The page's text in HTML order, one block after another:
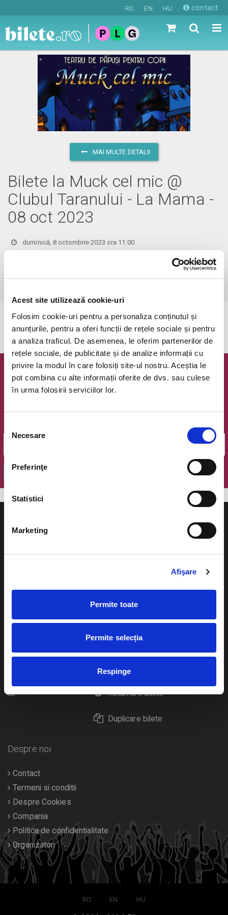
Acest site utilizează cookie-uri
Folosim cookie-uri pentru a personaliza conținutul și
anunțurile, pentru a oferi funcții de rețele sociale și pentru
a analiza traficul. De asemenea, le oferim partenerilor de
rețele sociale, de publicitate și de analize informații cu
privire la modul în care folosiți site-ul nostru. Aceștia le
pot combina cu alte informații oferite de dvs. sau culese
în urma folosirii serviciilor lor.
consimțământului
Necesare
Preferinţe
Statistici
Marketing
Afişare
Permite toate
Permite selecția
Respinge
RO EN HU contact
MAI MULTE DETALII
Bilete la Muck cel mic @
Clubul Taranului - La Mama -
08 oct 2023
duminică, 8 octombrie 2023 ora 11:00
Evenimentul a expirat.
Newsletter @ Bilete.ro
OK
Cum comand bilete?
eBilet printat acasa
Livrare prin curier
Returnare bilete
Duplicare bilete
Cultura
Calendar
Despre noi
Contact
Termeni si conditii
Despre Cookies
Compania
Politica de confidentialitate
Organizatori
RO EN HU